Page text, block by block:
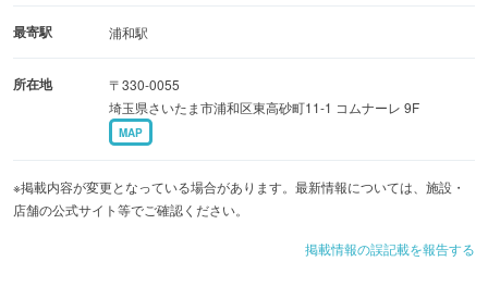
最寄駅 浦和駅
所在地
〒330-0055
埼玉県さいたま市浦和区東高砂町11-1 コムナーレ 9F
MAP
※掲載内容が変更となっている場合があります。最新情報については、施設・
店舗の公式サイト等でご確認ください。
掲載情報の誤記載を報告する